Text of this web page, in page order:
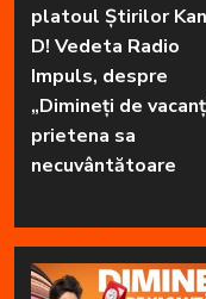
platoul Știrilor
D! Vedeta Radio
Impuls, despre
„Dimineți de
prietena sa
necuvântătoare